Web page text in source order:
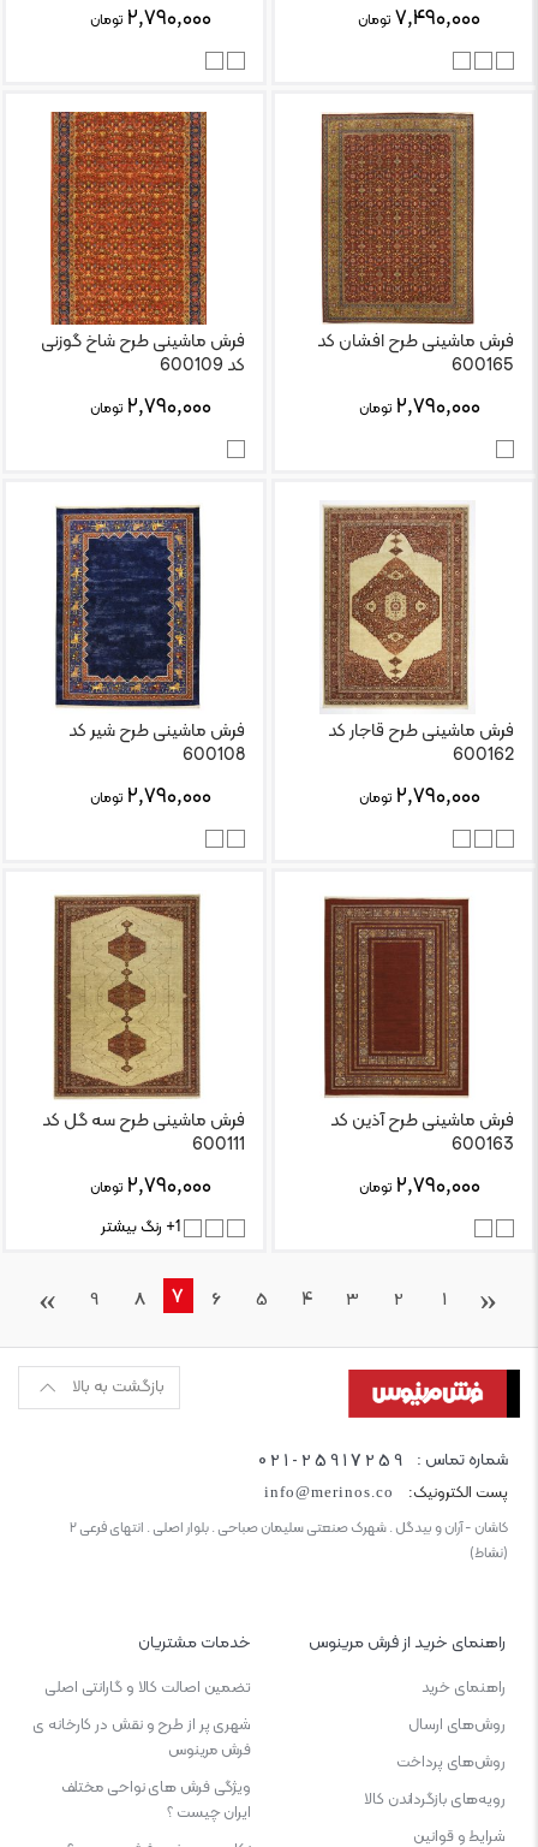
۷,۴۹۰,۰۰۰ تومان ۲,۷۹۰,۰۰۰ تومان
فرش ماشینی طرح افشان کد
600165
۲,۷۹۰,۰۰۰ تومان
فرش ماشینی طرح شاخ گوزنی
کد 600109
۲,۷۹۰,۰۰۰ تومان
فرش ماشینی طرح قاجار کد
600162
۲,۷۹۰,۰۰۰ تومان
فرش ماشینی طرح شیر کد
600108
۲,۷۹۰,۰۰۰ تومان
فرش ماشینی طرح آذین کد
600163
۲,۷۹۰,۰۰۰ تومان
فرش ماشینی طرح سه گل کد
600111
۲,۷۹۰,۰۰۰ تومان
1+ رنگ بیشتر
1
2
3
4
5
6
7
8
9
بازگشت به بالا
شماره تماس : 021-25917259
پست الکترونیک: info@merinos.co
کاشان - آران و بیدگل . شهرک صنعتی سلیمان صباحی . بلوار اصلی . انتهای فرعی ۲
(نشاط)
راهنمای خرید از فرش مرینوس
راهنمای خرید
روش‌های ارسال
روش‌های پرداخت
رویه‌های بازگرداندن کالا
شرایط و قوانین
خدمات مشتریان
تضمین اصالت کالا و گارانتی اصلی
شهری پر از طرح و نقش در کارخانه ی
فرش مرینوس
ویژگی‌ فرش‌ های نواحی مختلف
ایران چیست ؟